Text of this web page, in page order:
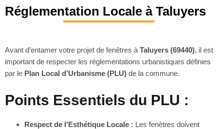
Réglementation Locale à Taluyers
Avant d’entamer votre projet de fenêtres à Taluyers (69440), il est
important de respecter les réglementations urbanistiques définies
par le Plan Local d’Urbanisme (PLU) de la commune.
Points Essentiels du PLU :
Respect de l’Esthétique Locale : Les fenêtres doivent